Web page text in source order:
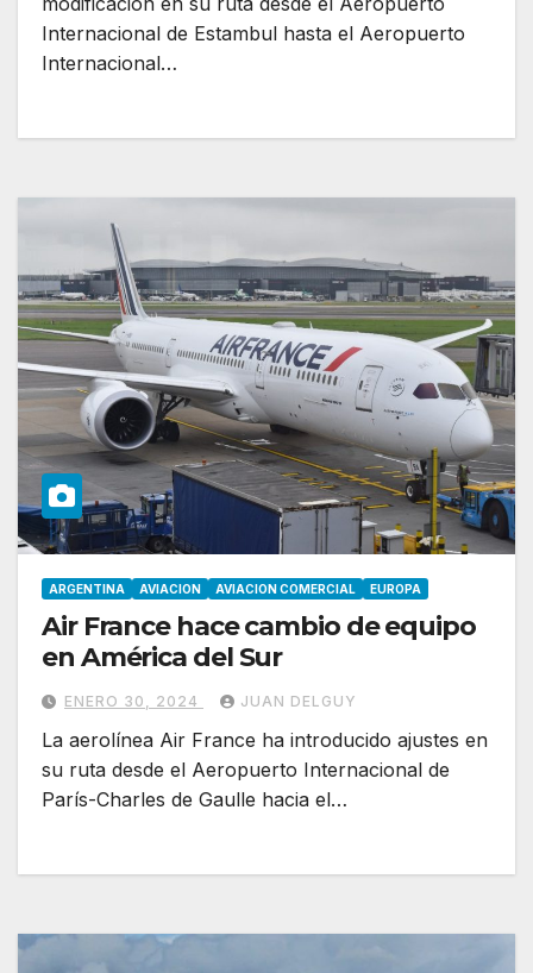
Internacional de Estambul hasta el Aeropuerto
Internacional…
ARGENTINA AVIACION AVIACION COMERCIAL EUROPA
Air France hace cambio de equipo
en América del Sur
ENERO 30, 2024 JUAN DELGUY
La aerolínea Air France ha introducido ajustes en
su ruta desde el Aeropuerto Internacional de
París-Charles de Gaulle hacia el…